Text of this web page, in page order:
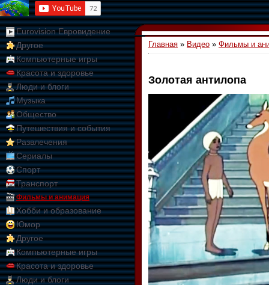
Eurovision Евровидение
Другое
Компьютерные игры
Красота и здоровье
Люди и блоги
Музыка
Общество
Путешествия и события
Развлечения
Сериалы
Спорт
Транспорт
Фильмы и анимация
Хобби и образование
Юмор
Другое
Компьютерные игры
Красота и здоровье
Люди и блоги
Главная » Видео » Фильмы и
Золотая антилопа